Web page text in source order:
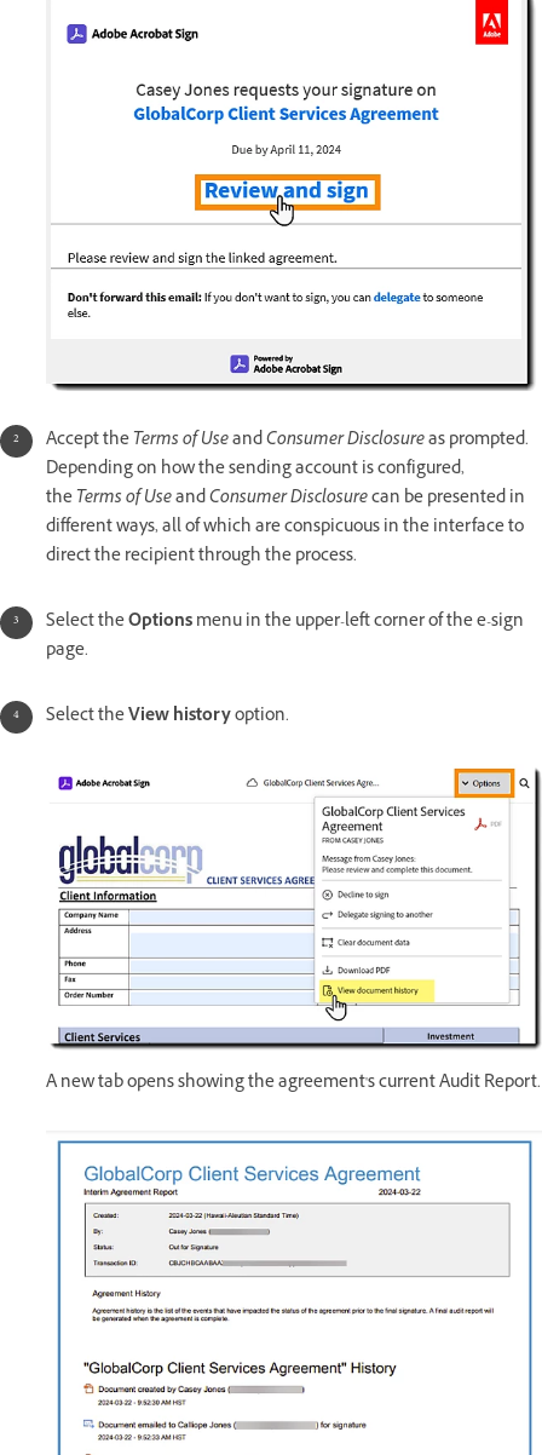
Accept theTerms of UseandConsumer Disclosureas prompted.
Depending on how the sending account is configured,
theTerms of UseandConsumer Disclosurecan be presented in
different ways, all of which are conspicuous in the interface to
direct the recipient through the process.
Select theOptionsmenu in the upper-left corner of the e-sign
page.
Select theView historyoption.
A new tab opens showing the agreement's current Audit Report.